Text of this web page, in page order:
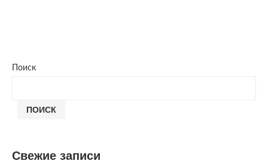
Поиск
ПОИСК
Свежие записи